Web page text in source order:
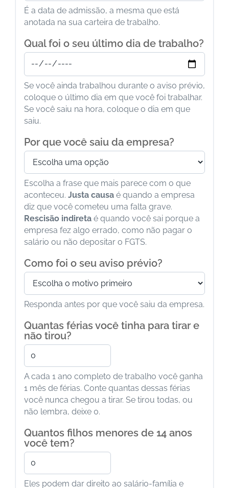
É a data de admissão, a mesma que está
anotada na sua carteira de trabalho.
Qual foi o seu último dia de trabalho?
Se você ainda trabalhou durante o aviso prévio,
coloque o último dia em que você foi trabalhar.
Se você saiu na hora, coloque o dia em que
saiu.
Por que você saiu da empresa?
Escolha a frase que mais parece com o que
aconteceu. Justa causa é quando a empresa
diz que você cometeu uma falta grave.
Rescisão indireta é quando você sai porque a
empresa fez algo errado, como não pagar o
salário ou não depositar o FGTS.
Como foi o seu aviso prévio?
Responda antes por que você saiu da empresa.
Quantas férias você tinha para tirar e
não tirou?
A cada 1 ano completo de trabalho você ganha
1 mês de férias. Conte quantas dessas férias
você nunca chegou a tirar. Se tirou todas, ou
não lembra, deixe 0.
Quantos filhos menores de 14 anos
você tem?
Eles podem dar direito ao salário-família e